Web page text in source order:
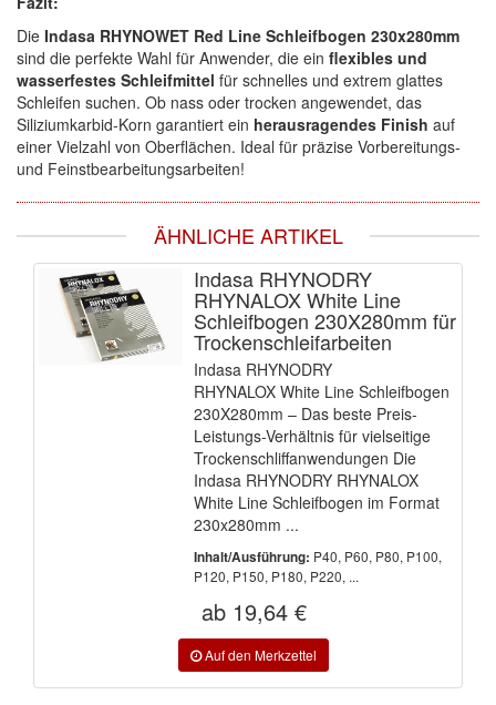
Die Indasa RHYNOWET Red Line Schleifbogen 230x280mm
sind die perfekte Wahl für Anwender, die ein flexibles und
wasserfestes Schleifmittel für schnelles und extrem glattes
Schleifen suchen. Ob nass oder trocken angewendet, das
Siliziumkarbid-Korn garantiert ein herausragendes Finish auf
einer Vielzahl von Oberflächen. Ideal für präzise Vorbereitungs-
und Feinstbearbeitungsarbeiten!
ÄHNLICHE ARTIKEL
Indasa RHYNODRY
RHYNALOX White Line
Schleifbogen 230X280mm für
Trockenschleifarbeiten
Indasa RHYNODRY
RHYNALOX White Line Schleifbogen
230X280mm – Das beste Preis-
Leistungs-Verhältnis für vielseitige
Trockenschliffanwendungen Die
Indasa RHYNODRY RHYNALOX
White Line Schleifbogen im Format
230x280mm ...
Inhalt/Ausführung: P40, P60, P80, P100,
P120, P150, P180, P220, ...
ab 19,64 €